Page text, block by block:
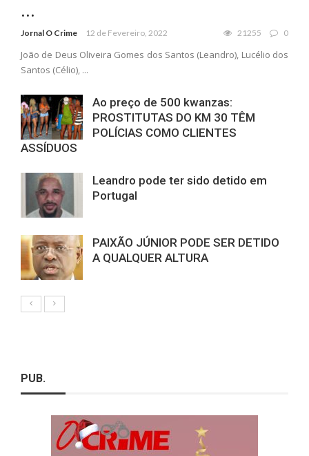
...
Jornal O Crime 12 de Fevereiro, 2022 21255 0
João de Deus Oliveira Gomes dos Santos (Leandro), Lucélio dos
Santos (Célio), ...
Ao preço de 500 kwanzas:
PROSTITUTAS DO KM 30 TÊM
POLÍCIAS COMO CLIENTES
ASSÍDUOS
Leandro pode ter sido detido em
Portugal
PAIXÃO JÚNIOR PODE SER DETIDO
A QUALQUER ALTURA
PUB.